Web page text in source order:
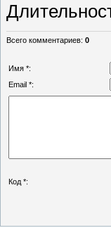
Всего комментариев: 0
Имя *:
Email *:
Код *: